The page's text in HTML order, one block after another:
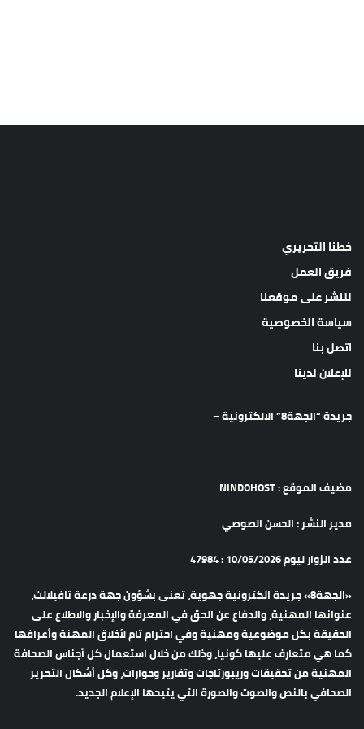
خطنا التحريري
فريق العمل
للنشر على موقعنا
سياسة الخصوصية
اتصل بنا
للإعلان لدينا
جريدة “الجهة8” الالكترونية –
مضيف الموقع : NINDOHOST
مدير النشر : الحسن الصوصي
عدد الزوار ليوم 10/05/2026 : 47984
«الجهة8» جريدة الكترونية جهوية، تعنى بشؤون جهة درعة تافيلالت،
عنوانها المهنية، والدفاع عن الحق في المعرفة والإخبار والاطلاع على
الحقيقة بكل موضوعية ومهنية وفي احترام تام لأخلاق المهنة وأعرافها
كما هي متعارف عليها كونيا، وذلك من خلال استعمال كل أجناس الصحافة
المهنية من تحقيقات وريبورتاجات وتقارير وحوارات، وكل أشكال التحرير
الصحافي بالنص والصوت والصورة التي يتيحها الإعلام الجديد.